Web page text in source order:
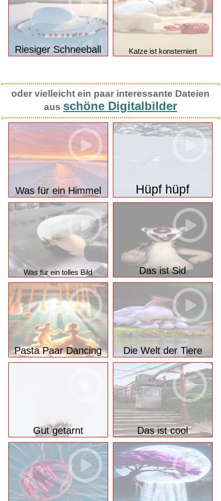
Riesiger Schneeball Katze ist konsterniert
oder vielleicht ein paar interessante Dateien
aus schöne Digitalbilder
Was für ein Himmel Hüpf hüpf
Was für ein tolles Bild Das ist Sid
Pasta Paar Dancing Die Welt der Tiere
Gut getarnt Das ist cool